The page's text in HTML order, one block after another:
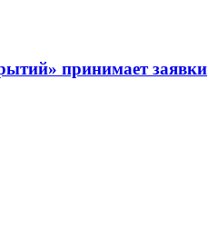
принимает заявки